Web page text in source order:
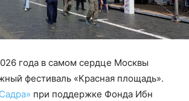
года в самом сердце Москвы
фестиваль «Красная площадь».
при поддержке Фонда Ибн